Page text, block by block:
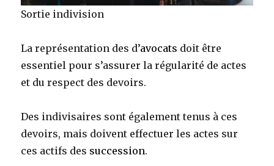
Sortie indivision
La représentation des d’avocats doit être
essentiel pour s’assurer la régularité de actes
et du respect des devoirs.
Des indivisaires sont également tenus à ces
devoirs, mais doivent effectuer les actes sur
ces actifs des succession.